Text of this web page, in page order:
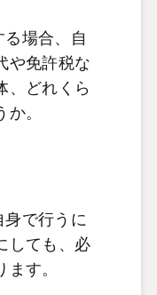
場合、自
や免許税な
、どれくら
。
で行うに
しても、必
す。